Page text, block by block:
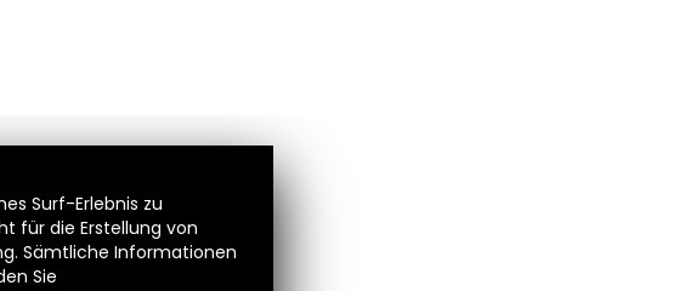
Surf-Erlebnis zu
für die Erstellung von
Sämtliche Informationen
Sie